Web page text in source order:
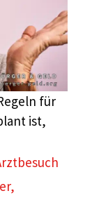
für
ist,
,